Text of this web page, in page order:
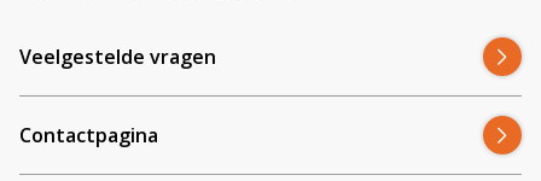
Veelgestelde vragen
Contactpagina